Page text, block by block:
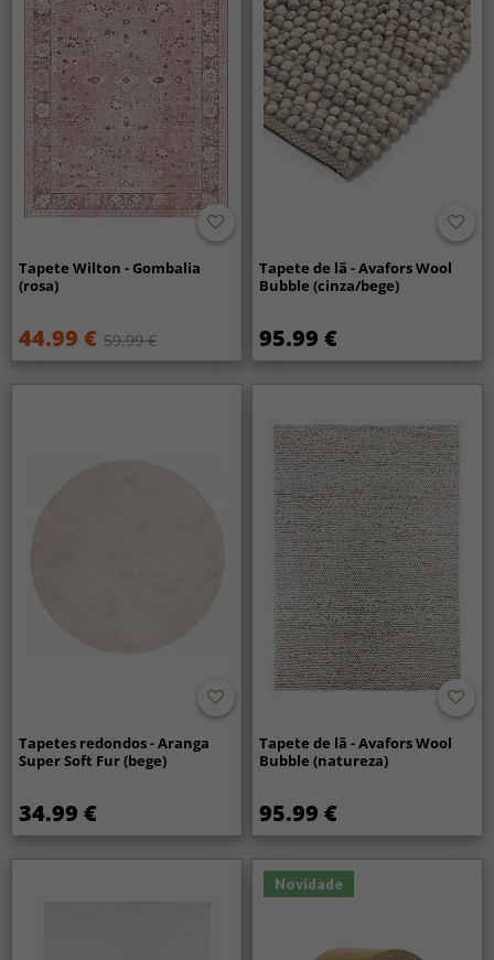
Tapete Wilton - Gombalia
(rosa)
44.99 € 59.99 €
Tapete de lã - Avafors Wool
Bubble (cinza/bege)
95.99 €
Tapetes redondos - Aranga
Super Soft Fur (bege)
34.99 €
Tapete de lã - Avafors Wool
Bubble (natureza)
95.99 €
Novidade